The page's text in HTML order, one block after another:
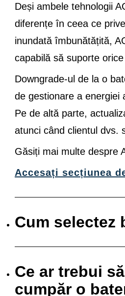
Deși ambele tehnologii
diferențe în ceea ce
inundată îmbunătățită,
capabilă să suporte
Downgrade-ul de la o
de gestionare a energiei
Pe de altă parte,
atunci când clientul dvs.
Găsiți mai multe despre
Accesați secțiunea
Cum selectez
Ce ar trebui
cumpăr o